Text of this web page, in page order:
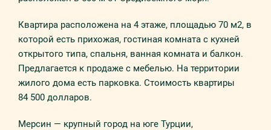
Квартира расположена на 4 этаже, площадью 70 м2, в
которой есть прихожая, гостиная комната с кухней
открытого типа, спальня, ванная комната и балкон.
Предлагается к продаже с мебелью. На территории
жилого дома есть парковка. Стоимость квартиры
84 500 долларов.
Мерсин — крупный город на юге Турции,